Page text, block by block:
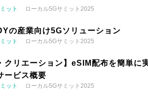
ット ローカル5Gサミット2025
の産業向け5Gソリューション
ット ローカル5Gサミット2025
クリエーション】eSIM配布を簡単に
ービス概要
ット ローカル5Gサミット2025